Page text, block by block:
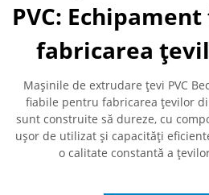
PVC:
fabricarea
Mașinile de extrudare țevi PVC
fiabile pentru fabricarea țevilor
sunt construite să dureze, cu
ușor de utilizat și capacități
o calitate constantă a